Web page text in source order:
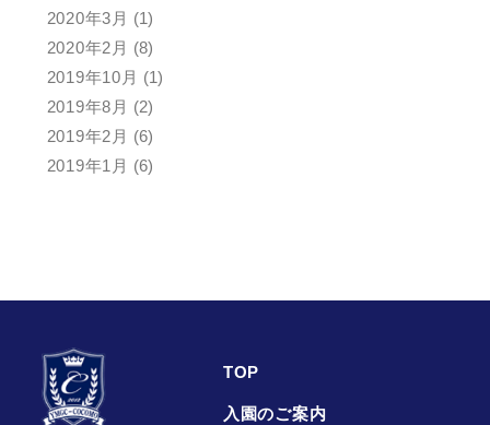
2020年3月 (1)
2020年2月 (8)
2019年10月 (1)
2019年8月 (2)
2019年2月 (6)
2019年1月 (6)
TOP
入園のご案内